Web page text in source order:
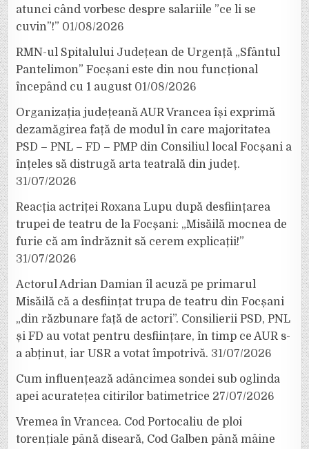
atunci când vorbesc despre salariile ”ce li se
cuvin”!” 01/08/2026
RMN-ul Spitalului Județean de Urgență „Sfântul
Pantelimon” Focșani este din nou funcțional
începând cu 1 august 01/08/2026
Organizația județeană AUR Vrancea își exprimă
dezamăgirea față de modul în care majoritatea
PSD – PNL – FD – PMP din Consiliul local Focșani a
înțeles să distrugă arta teatrală din județ.
31/07/2026
Reacția actriței Roxana Lupu după desființarea
trupei de teatru de la Focșani: „Misăilă mocnea de
furie că am îndrăznit să cerem explicații!”
31/07/2026
Actorul Adrian Damian îl acuză pe primarul
Misăilă că a desființat trupa de teatru din Focșani
„din răzbunare față de actori”. Consilierii PSD, PNL
și FD au votat pentru desființare, în timp ce AUR s-
a abținut, iar USR a votat împotrivă. 31/07/2026
Cum influențează adâncimea sondei sub oglinda
apei acuratețea citirilor batimetrice 27/07/2026
Vremea în Vrancea. Cod Portocaliu de ploi
torențiale până diseară, Cod Galben până mâine